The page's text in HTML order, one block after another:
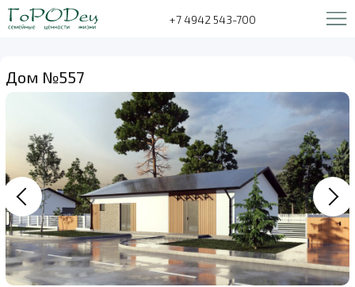
+7 4942 543-700
Дом №557